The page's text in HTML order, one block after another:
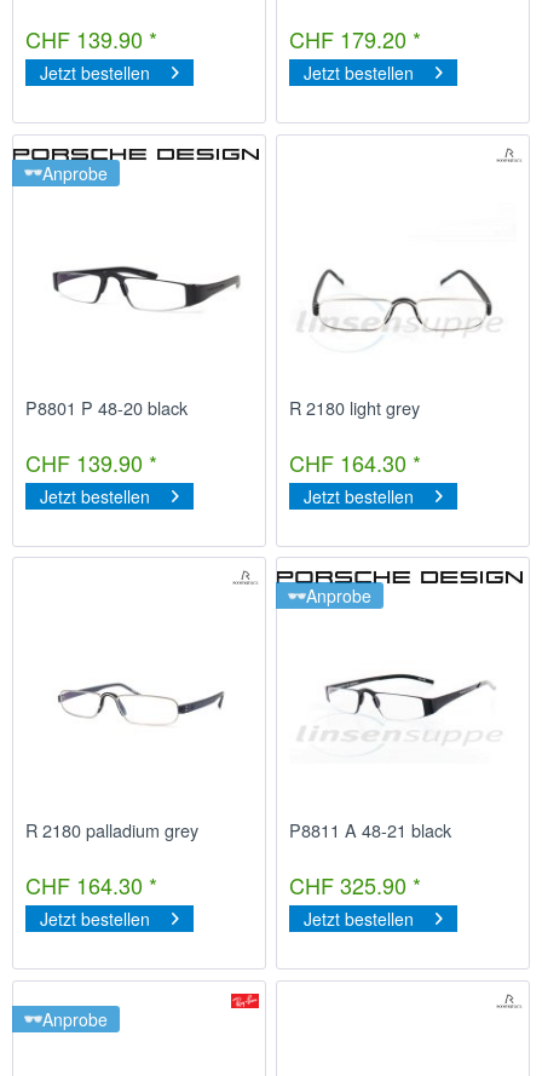
CHF 139.90 *
Jetzt bestellen
CHF 179.20 *
Jetzt bestellen
Anprobe
P8801 P 48-20 black
CHF 139.90 *
Jetzt bestellen
R 2180 light grey
CHF 164.30 *
Jetzt bestellen
R 2180 palladium grey
CHF 164.30 *
Jetzt bestellen
Anprobe
P8811 A 48-21 black
CHF 325.90 *
Jetzt bestellen
Anprobe